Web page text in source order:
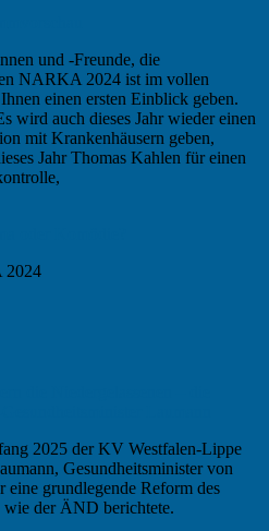
und -Freunde, die
NARKA 2024 ist im vollen
einen ersten Einblick geben.
wird auch dieses Jahr wieder einen
mit Krankenhäusern geben,
Jahr Thomas Kahlen für einen
2024
2025 der KV Westfalen-Lippe
Gesundheitsminister von
grundlegende Reform des
wie der ÄND berichtete.